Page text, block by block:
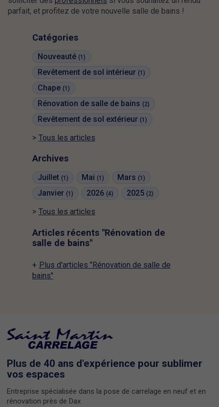
Catégories
Nouveauté (1)
Revêtement de sol intérieur (1)
Chape (1)
Rénovation de salle de bains (2)
Revêtement de sol extérieur (1)
Tous les articles
Archives
Juillet (1) Mai (1) Mars (1)
Janvier (1) 2026 (4) 2025 (2)
Tous les articles
Articles récents "Rénovation de
salle de bains"
Plus d'articles "Rénovation de salle de
bains"
parfait, et profitez de votre nouvelle salle de bains !
Plus de 40 ans d'expérience pour sublimer
vos espaces
Entreprise spécialisée dans la pose de carrelage en neuf et en
rénovation près de Dax